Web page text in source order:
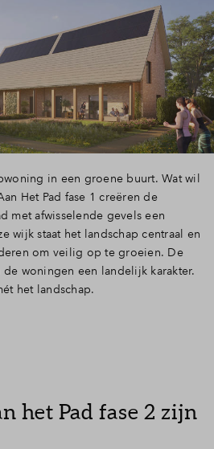
in een groene buurt. Wat wil
Het Pad fase 1 creëren de
met afwisselende gevels een
wijk staat het landschap centraal en
om veilig op te groeien. De
woningen een landelijk karakter.
het landschap.
het Pad fase 2 zijn